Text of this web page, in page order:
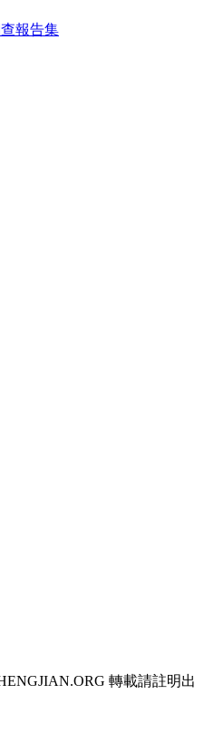
報告集
轉載請註明出